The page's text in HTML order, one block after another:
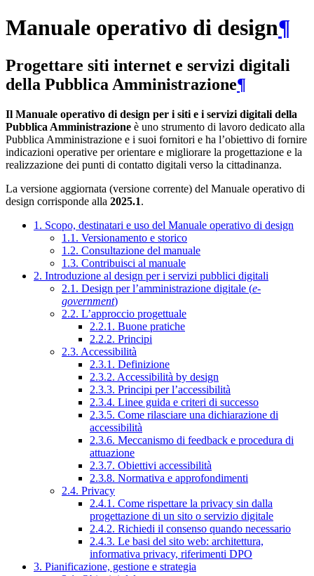
Manuale operativo di design¶
Progettare siti internet e servizi digitali
della Pubblica Amministrazione¶
Il Manuale operativo di design per i siti e i servizi digitali della
Pubblica Amministrazione è uno strumento di lavoro dedicato alla
Pubblica Amministrazione e i suoi fornitori e ha l’obiettivo di fornire
indicazioni operative per orientare e migliorare la progettazione e la
realizzazione dei punti di contatto digitali verso la cittadinanza.
La versione aggiornata (versione corrente) del Manuale operativo di
design corrisponde alla 2025.1.
1. Scopo, destinatari e uso del Manuale operativo di design
1.1. Versionamento e storico
1.2. Consultazione del manuale
1.3. Contribuisci al manuale
2. Introduzione al design per i servizi pubblici digitali
2.1. Design per l’amministrazione digitale (e-
government)
2.2. L’approccio progettuale
2.2.1. Buone pratiche
2.2.2. Principi
2.3. Accessibilità
2.3.1. Definizione
2.3.2. Accessibilità by design
2.3.3. Principi per l’accessibilità
2.3.4. Linee guida e criteri di successo
2.3.5. Come rilasciare una dichiarazione di
accessibilità
2.3.6. Meccanismo di feedback e procedura di
attuazione
2.3.7. Obiettivi accessibilità
2.3.8. Normativa e approfondimenti
2.4. Privacy
2.4.1. Come rispettare la privacy sin dalla
progettazione di un sito o servizio digitale
2.4.2. Richiedi il consenso quando necessario
2.4.3. Le basi del sito web: architettura,
informativa privacy, riferimenti DPO
3. Pianificazione, gestione e strategia